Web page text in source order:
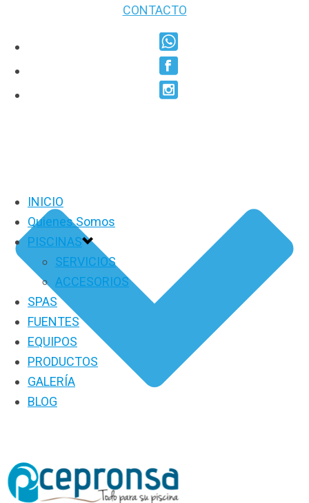
CONTACTO
INICIO
Quienes Somos
PISCINAS
SERVICIOS
ACCESORIOS
SPAS
FUENTES
EQUIPOS
PRODUCTOS
GALERÍA
BLOG